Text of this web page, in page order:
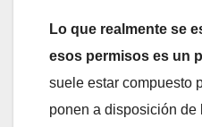
Lo que realmente se
esos permisos es un
suele estar compuesto
ponen a disposición de